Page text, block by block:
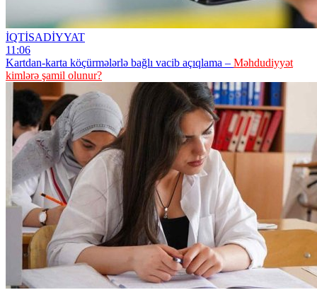
İQTİSADİYYAT
11:06
Kartdan-karta köçürmələrlə bağlı vacib açıqlama – Məhdudiyyət
kimlərə şamil olunur?